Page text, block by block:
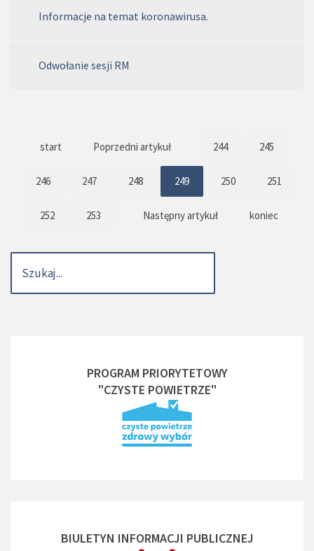
Informacje na temat koronawirusa.
Odwołanie sesji RM
start Poprzedni artykuł 244 245
246 247 248 249 250 251
252 253 Następny artykuł koniec
PROGRAM PRIORYTETOWY
"CZYSTE POWIETRZE"
BIULETYN INFORMACJI PUBLICZNEJ